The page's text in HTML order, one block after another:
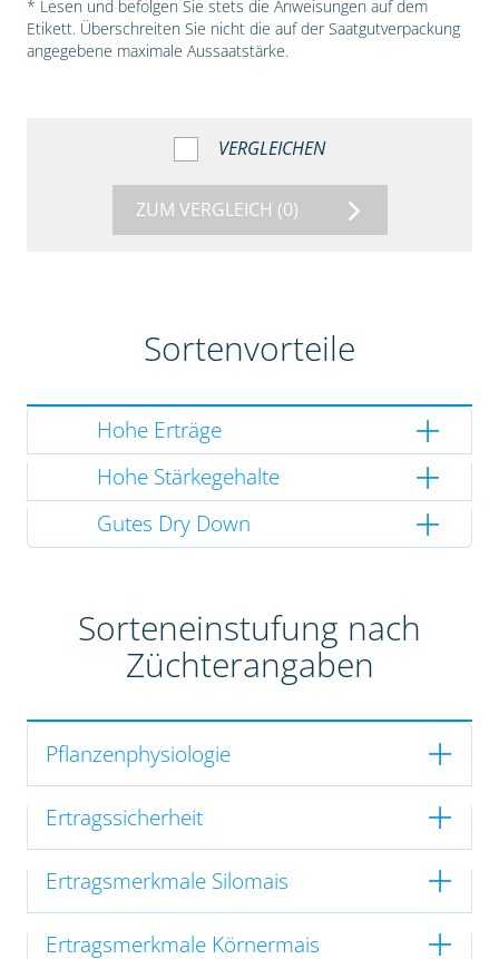
* Lesen und befolgen Sie stets die Anweisungen auf dem
Etikett. Überschreiten Sie nicht die auf der Saatgutverpackung
angegebene maximale Aussaatstärke.
VERGLEICHEN
ZUM VERGLEICH (0)
Sortenvorteile
Hohe Erträge
Hohe Stärkegehalte
Gutes Dry Down
Sorteneinstufung nach
Züchterangaben
Pflanzenphysiologie
Ertragssicherheit
Ertragsmerkmale Silomais
Ertragsmerkmale Körnermais